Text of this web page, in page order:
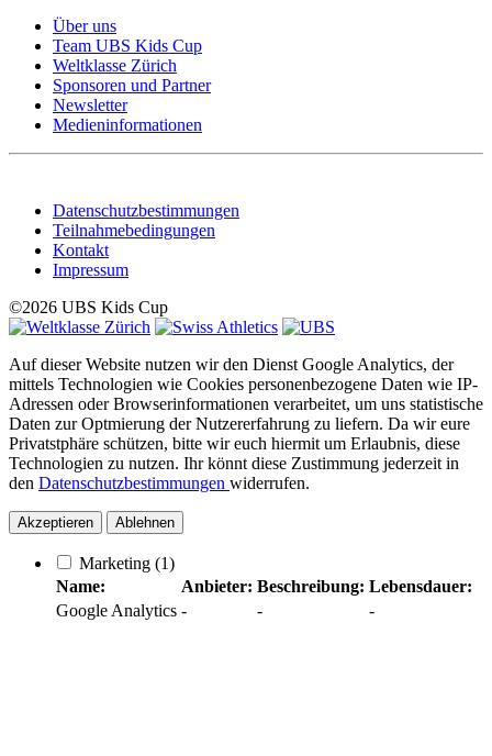
Über uns
Team UBS Kids Cup
Weltklasse Zürich
Sponsoren und Partner
Newsletter
Medieninformationen
Datenschutzbestimmungen
Teilnahmebedingungen
Kontakt
Impressum
©2026 UBS Kids Cup
Auf dieser Website nutzen wir den Dienst Google Analytics, der
mittels Technologien wie Cookies personenbezogene Daten wie IP-
Adressen oder Browserinformationen verarbeitet, um uns statistische
Daten zur Optmierung der Nutzererfahrung zu liefern. Da wir eure
Privatstphäre schützen, bitte wir euch hiermit um Erlaubnis, diese
Technologien zu nutzen. Ihr könnt diese Zustimmung jederzeit in
den Datenschutzbestimmungen widerrufen.
Akzeptieren Ablehnen
Marketing (1)
Name:
Anbieter: Beschreibung: Lebensdauer:
Google Analytics - - -